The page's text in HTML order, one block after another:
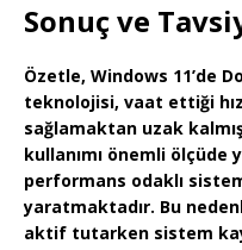
Sonuç ve
Özetle, Windows 11’de
teknolojisi, vaat ettiği
sağlamaktan uzak
kullanımı önemli
performans odaklı
yaratmaktadır. Bu
aktif tutarken sistem